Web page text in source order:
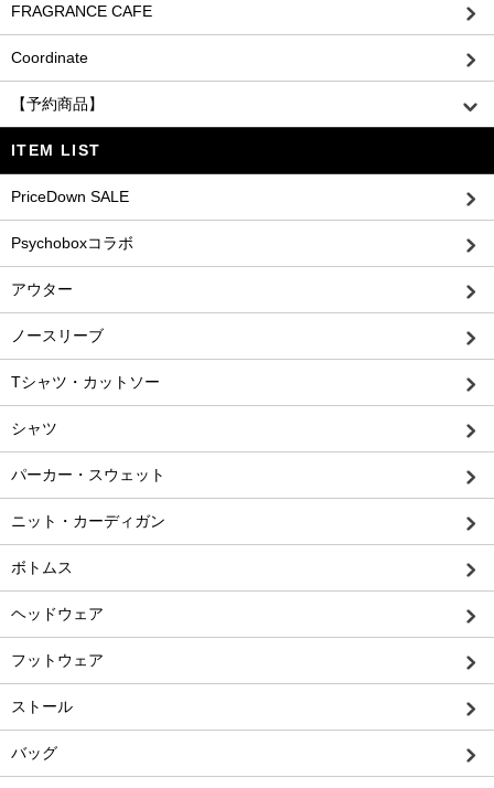
FRAGRANCE CAFE
Coordinate
【予約商品】
ITEM LIST
PriceDown SALE
Psychoboxコラボ
アウター
ノースリーブ
Tシャツ・カットソー
シャツ
パーカー・スウェット
ニット・カーディガン
ボトムス
ヘッドウェア
フットウェア
ストール
バッグ